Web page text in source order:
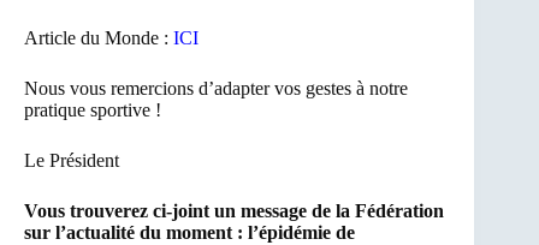
Article du Monde : ICI
Nous vous remercions d’adapter vos gestes à notre
pratique sportive !
Le Président
Vous trouverez ci-joint un message de la Fédération
sur l’actualité du moment : l’épidémie de